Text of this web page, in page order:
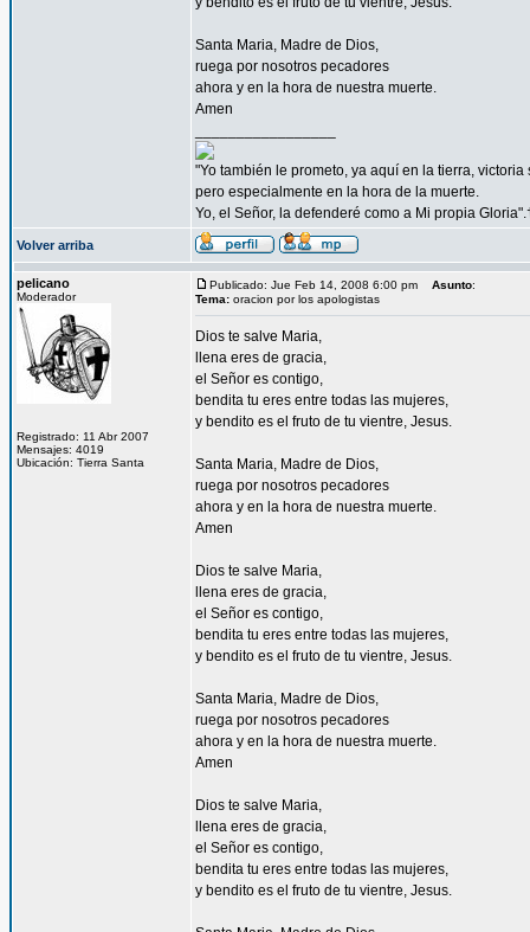
Santa Maria, Madre de Dios,
ruega por nosotros pecadores
ahora y en la hora de nuestra muerte.
Amen
"Yo también le prometo, ya aquí en la tierra,
pero especialmente en la hora de la muerte.
Yo, el Señor, la defenderé como a Mi propia
Volver arriba
pelicano
Moderador
Registrado: 11 Abr 2007
Mensajes: 4019
Ubicación: Tierra Santa
Publicado: Jue Feb 14, 2008 6:00 pm Asunto:
Tema: oracion por los apologistas
Dios te salve Maria,
llena eres de gracia,
el Señor es contigo,
bendita tu eres entre todas las mujeres,
y bendito es el fruto de tu vientre, Jesus.
Santa Maria, Madre de Dios,
ruega por nosotros pecadores
ahora y en la hora de nuestra muerte.
Amen
Dios te salve Maria,
llena eres de gracia,
el Señor es contigo,
bendita tu eres entre todas las mujeres,
y bendito es el fruto de tu vientre, Jesus.
Santa Maria, Madre de Dios,
ruega por nosotros pecadores
ahora y en la hora de nuestra muerte.
Amen
Dios te salve Maria,
llena eres de gracia,
el Señor es contigo,
bendita tu eres entre todas las mujeres,
y bendito es el fruto de tu vientre, Jesus.